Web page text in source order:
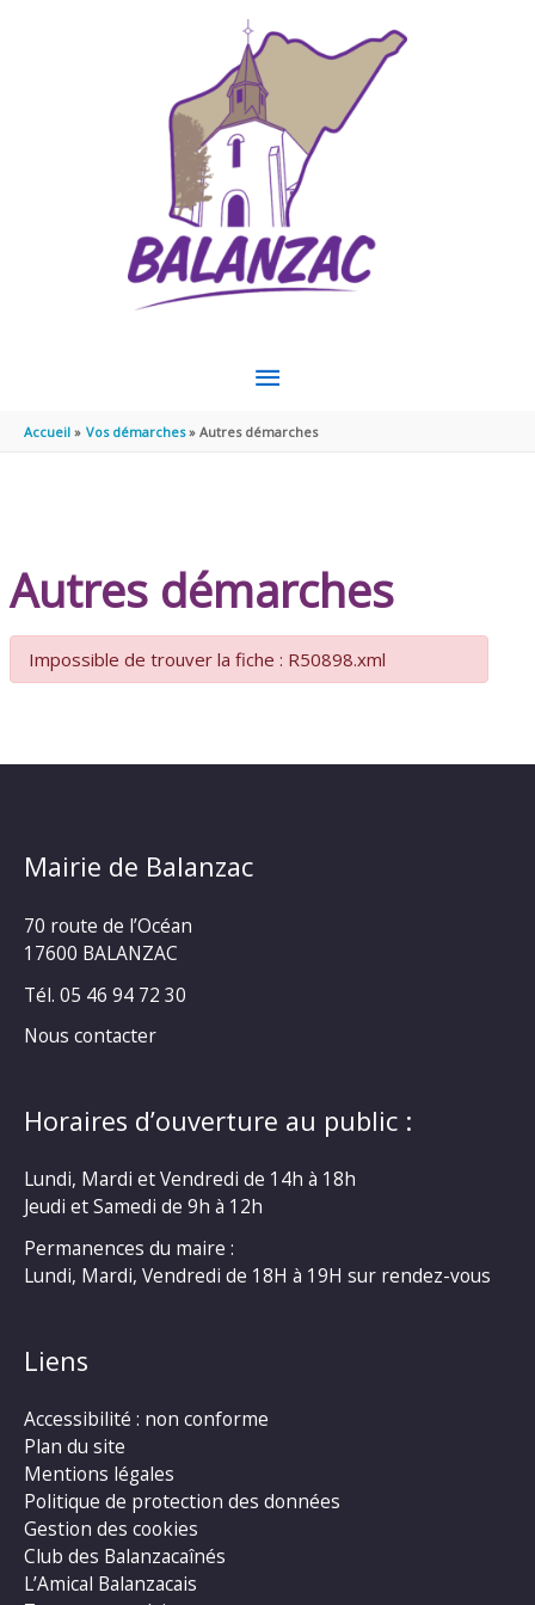
MENU
PRINCIPAL
Accueil Vos démarches Autres démarches
Autres démarches
Impossible de trouver la fiche : R50898.xml
Mairie de Balanzac
70 route de l’Océan
17600 BALANZAC
Tél. 05 46 94 72 30
Nous contacter
Horaires d’ouverture au public :
Lundi, Mardi et Vendredi de 14h à 18h
Jeudi et Samedi de 9h à 12h
Permanences du maire :
Lundi, Mardi, Vendredi de 18H à 19H sur rendez-vous
Liens
Accessibilité : non conforme
Plan du site
Mentions légales
Politique de protection des données
Gestion des cookies
Club des Balanzacaînés
L’Amical Balanzacais